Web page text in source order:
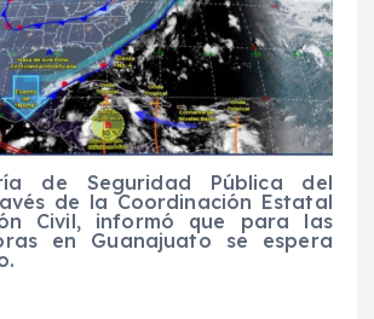
de Seguridad Pública del
de la Coordinación Estatal
Civil, informó que para las
en Guanajuato se espera